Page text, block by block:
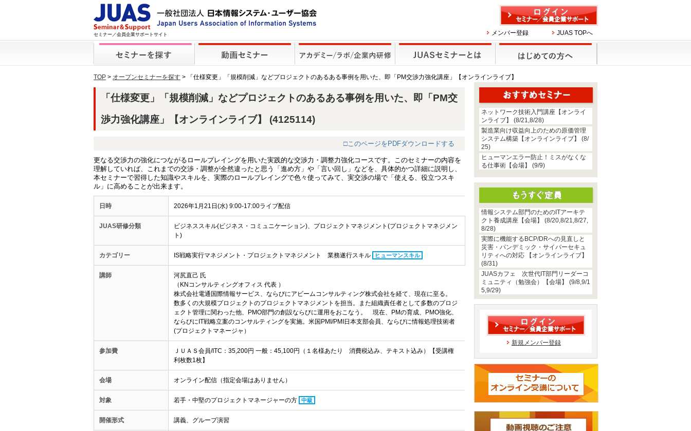
セミナー／会員企業サポートサイト メンバー登録 JUAS TOPへ
TOP > オープンセミナーを探す > 「仕様変更」「規模削減」などプロジェクトのあるある事例を用いた、即「PM交渉力強化講座」【オンラインライブ】
「仕様変更」「規模削減」などプロジェクトのあるある事例を用いた、即「PM交
渉力強化講座」【オンラインライブ】 (4125114)
□このページをPDFダウンロードする
更なる交渉力の強化につながるロールプレイングを用いた実践的な交渉力・調整力強化コースです。このセミナーの内容を
理解していれば、これまでの交渉・調整が全然違ったと思う「進め方」や「言い回し」などを、具体的かつ詳細に説明し、
本セミナーで習得した知識やスキルを、実際のロールプレイングで色々使ってみて、実交渉の場で「使える、役立つスキ
ル」に高めることが出来ます。
日時 2026年1月21日(水) 9:00-17:00ライブ配信
JUAS研修分類
ビジネススキル(ビジネス・コミュニケーション)、プロジェクトマネジメント(プロジェクトマネジメン
ト)
カテゴリー IS戦略実行マネジメント・プロジェクトマネジメント 業務遂行スキル ヒューマンスキル
講師
河尻直己 氏
（KNコンサルティングオフィス 代表 ）
株式会社電通国際情報サービス、ならびにアビームコンサルティング株式会社を経て、現在に至る。
数多くの大規模プロジェクトのプロジェクトマネジメントを担当。また組織責任者として多数のプロジ
ェクト管理に関わった他、PMO部門の創設ならびに運用をおこなう。 現在、PMの育成、PMO強化、
ならびにIT戦略立案のコンサルティングを実施。米国PMI/PMI日本支部会員、ならびに情報処理技術者
(プロジェクトマネージャ）
参加費
ＪＵＡＳ会員/ITC：35,200円 一般：45,100円（１名様あたり 消費税込み、テキスト込み）【受講権
利枚数1枚】
会場 オンライン配信（指定会場はありません）
対象 若手・中堅のプロジェクトマネージャーの方 中級
開催形式 講義、グループ演習
ネットワーク技術入門講座【オンライ
ンライブ】 (8/21,8/28)
製造業向け収益向上のための原価管理
システム構築【オンラインライブ】 (8/
25)
ヒューマンエラー防止！ミスがなくな
る仕事術【会場】 (9/9)
情報システム部門のためのITアーキテ
クト養成講座【会場】 (8/20,8/21,8/27,
8/28)
実際に機能するBCP/DRへの見直しと
災害・パンデミック・サイバーセキュ
リティへの対応 【オンラインライブ】
(8/31)
JUASカフェ 次世代IT部門リーダーコ
ミュニティ（勉強会）【会場】 (9/8,9/1
5,9/29)
新規メンバー登録